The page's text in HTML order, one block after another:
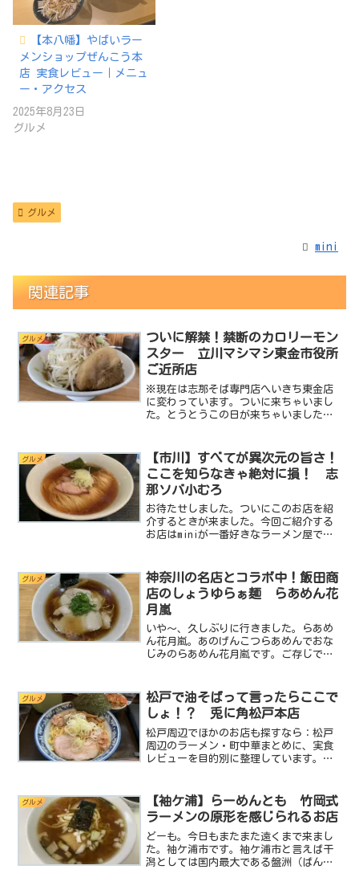
【本八幡】やばいラー
メンショップぜんこう本
店 実食レビュー｜メニュ
ー・アクセス
2025年8月23日
グルメ
グルメ
mini
関連記事
グルメ
ついに解禁！禁断のカロリーモン
スター 立川マシマシ東金市役所
ご近所店
※現在は志那そば専門店へいきち東金店
に変わっています。ついに来ちゃいまし
た。とうとうこの日が来ちゃいました。
た！みなさんは立川マシマシってご存じ
でしょうか？立川マシマシと...
グルメ
【市川】すべてが異次元の旨さ！
ここを知らなきゃ絶対に損！ 志
那ソバ小むろ
お待たせしました。ついにこのお店を紹
介するときが来ました。今回ご紹介する
お店はminiが一番好きなラーメン屋で
また誇りに思えるぐらい素敵なお店で
す。それが 志那ソバ...
グルメ
神奈川の名店とコラボ中！飯田商
店のしょうゆらぁ麺 らあめん花
月嵐
いや～、久しぶりに行きました。らあめ
ん花月嵐。あのげんこつらあめんでおな
じみのらあめん花月嵐です。ご存じです
らあめん花月嵐です。らあめん花月嵐に
はminiも大変お...
グルメ
松戸で油そばって言ったらここで
しょ！？ 兎に角松戸本店
松戸周辺でほかのお店も探すなら：松戸
周辺のラーメン・町中華まとめに、実食
レビューを目的別に整理しています。油
ってのがめちゃくちゃ旨かったりするん
ですよね。（笑）例えばカ...
グルメ
【袖ケ浦】らーめんとも 竹岡式
ラーメンの原形を感じられるお店
どーも。今日もまたまた遠くまで来まし
た。袖ケ浦市です。袖ケ浦市と言えば干
潟としては国内最大である盤洲（ばん